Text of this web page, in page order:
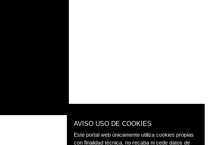
AVISO USO DE COOKIES
Este portal web únicamente utiliza cookies propias
con finalidad técnica, no recaba ni cede datos de